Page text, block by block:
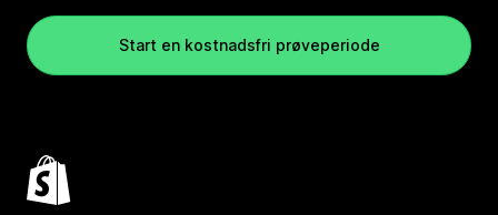
Start en kostnadsfri prøveperiode